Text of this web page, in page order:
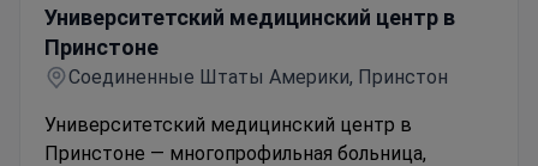
Университетский медицинский центр в
Принстоне
Соединенные Штаты Америки, Принстон
Университетский медицинский центр в
Принстоне — многопрофильная больница,